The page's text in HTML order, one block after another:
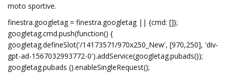
moto sportive.
finestra.googletag = finestra.googletag || {cmd: []};
googletag.cmd.push(function() {
googletag.defineSlot('/14173571/970x250_New', [970,250], 'div-
gpt-ad-1567032993772-0').addService(googletag.pubads());
googletag.pubads ().enableSingleRequest();